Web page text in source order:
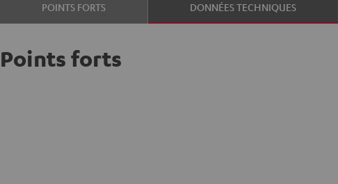
POINTS FORTS DONNÉES TECHNIQUES
Points forts